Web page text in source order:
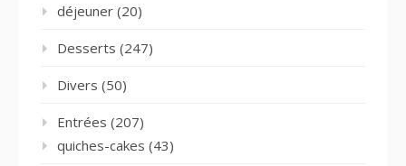
déjeuner (20)
Desserts (247)
Divers (50)
Entrées (207)
quiches-cakes (43)